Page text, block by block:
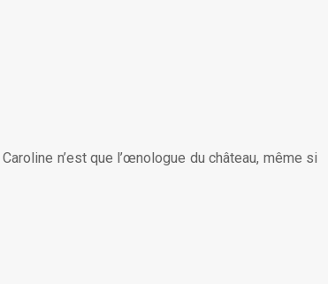
n’est que l’œnologue du château, même si